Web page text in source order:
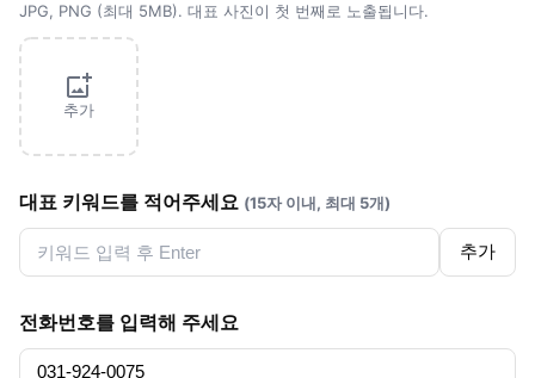
JPG, PNG (최대 5MB). 대표 사진이 첫 번째로 노출됩니다.
추가
대표 키워드를 적어주세요 (15자 이내, 최대 5개)
추가
전화번호를 입력해 주세요